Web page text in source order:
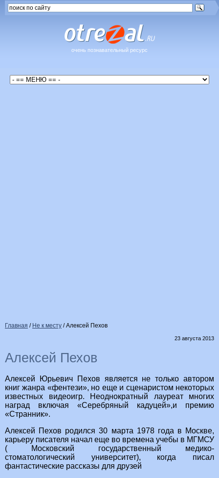
очень познавательный ресурс
Главная / Не к месту /Алексей Пехов
23 августа 2013
Алексей Пехов
Алексей Юрьевич Пехов является не только автором
книг жанра «фентези», но еще и сценаристом некоторых
известных видеоигр. Неоднократный лауреат многих
наград включая «Серебряный кадуцей»,и премию
«Странник».
Алексей Пехов родился 30 марта 1978 года в Москве,
карьеру писателя начал еще во времена учебы в МГМСУ
( Московский государственный медико-
стоматологический университет), когда писал
фантастические рассказы для друзей